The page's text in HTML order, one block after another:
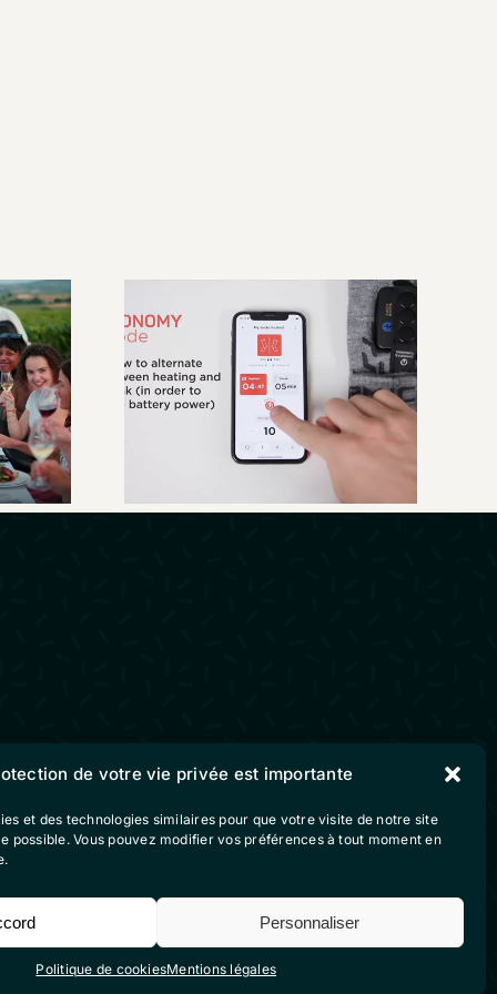
de votre vie privée est importante
et des technologies similaires pour que votre visite de notre site
possible. Vous pouvez modifier vos préférences à tout moment en
Personnaliser
Politique de cookiesMentions légales
Therm-IC – Guide
d’utilisation de
l’application
Suivez-nous sur nos
réseaux sociaux